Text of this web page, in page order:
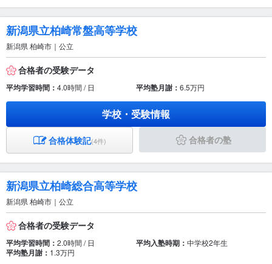
新潟県立柏崎常盤高等学校
新潟県 柏崎市｜公立
合格者の受験データ
平均学習時間： 4.0時間 / 日 平均塾月謝： 6.5万円
学校・受験情報
合格体験記(4件) 合格者の塾
新潟県立柏崎総合高等学校
新潟県 柏崎市｜公立
合格者の受験データ
平均学習時間： 2.0時間 / 日 平均入塾時期： 中学校2年生
平均塾月謝： 1.3万円